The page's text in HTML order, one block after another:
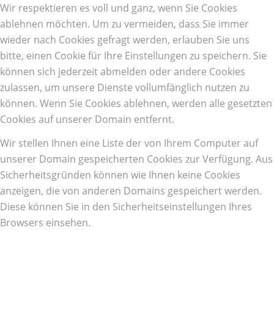
Wir respektieren es voll und ganz, wenn Sie Cookies
ablehnen möchten. Um zu vermeiden, dass Sie immer
wieder nach Cookies gefragt werden, erlauben Sie uns
bitte, einen Cookie für Ihre Einstellungen zu speichern. Sie
können sich jederzeit abmelden oder andere Cookies
zulassen, um unsere Dienste vollumfänglich nutzen zu
können. Wenn Sie Cookies ablehnen, werden alle gesetzten
Cookies auf unserer Domain entfernt.
Wir stellen Ihnen eine Liste der von Ihrem Computer auf
unserer Domain gespeicherten Cookies zur Verfügung. Aus
Sicherheitsgründen können wie Ihnen keine Cookies
anzeigen, die von anderen Domains gespeichert werden.
Diese können Sie in den Sicherheitseinstellungen Ihres
Browsers einsehen.